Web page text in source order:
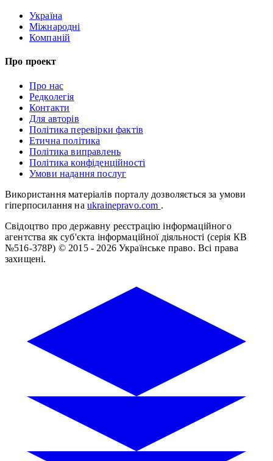
Україна
Міжнародні
Компаній
Про проект
Про нас
Редколегія
Контакти
Для авторів
Політика перевірки фактів
Етична політика
Політика виправлень
Політика конфіденційності
Умови надання послуг
Використання матеріалів порталу дозволяється за умови
гіперпосилання на ukrainepravo.com .
Свідоцтво про державну реєстрацію інформаційного
агентства як суб'єкта інформаційної діяльності (серія КВ
№516-378Р) © 2015 - 2026 Українське право. Всі права
захищені.